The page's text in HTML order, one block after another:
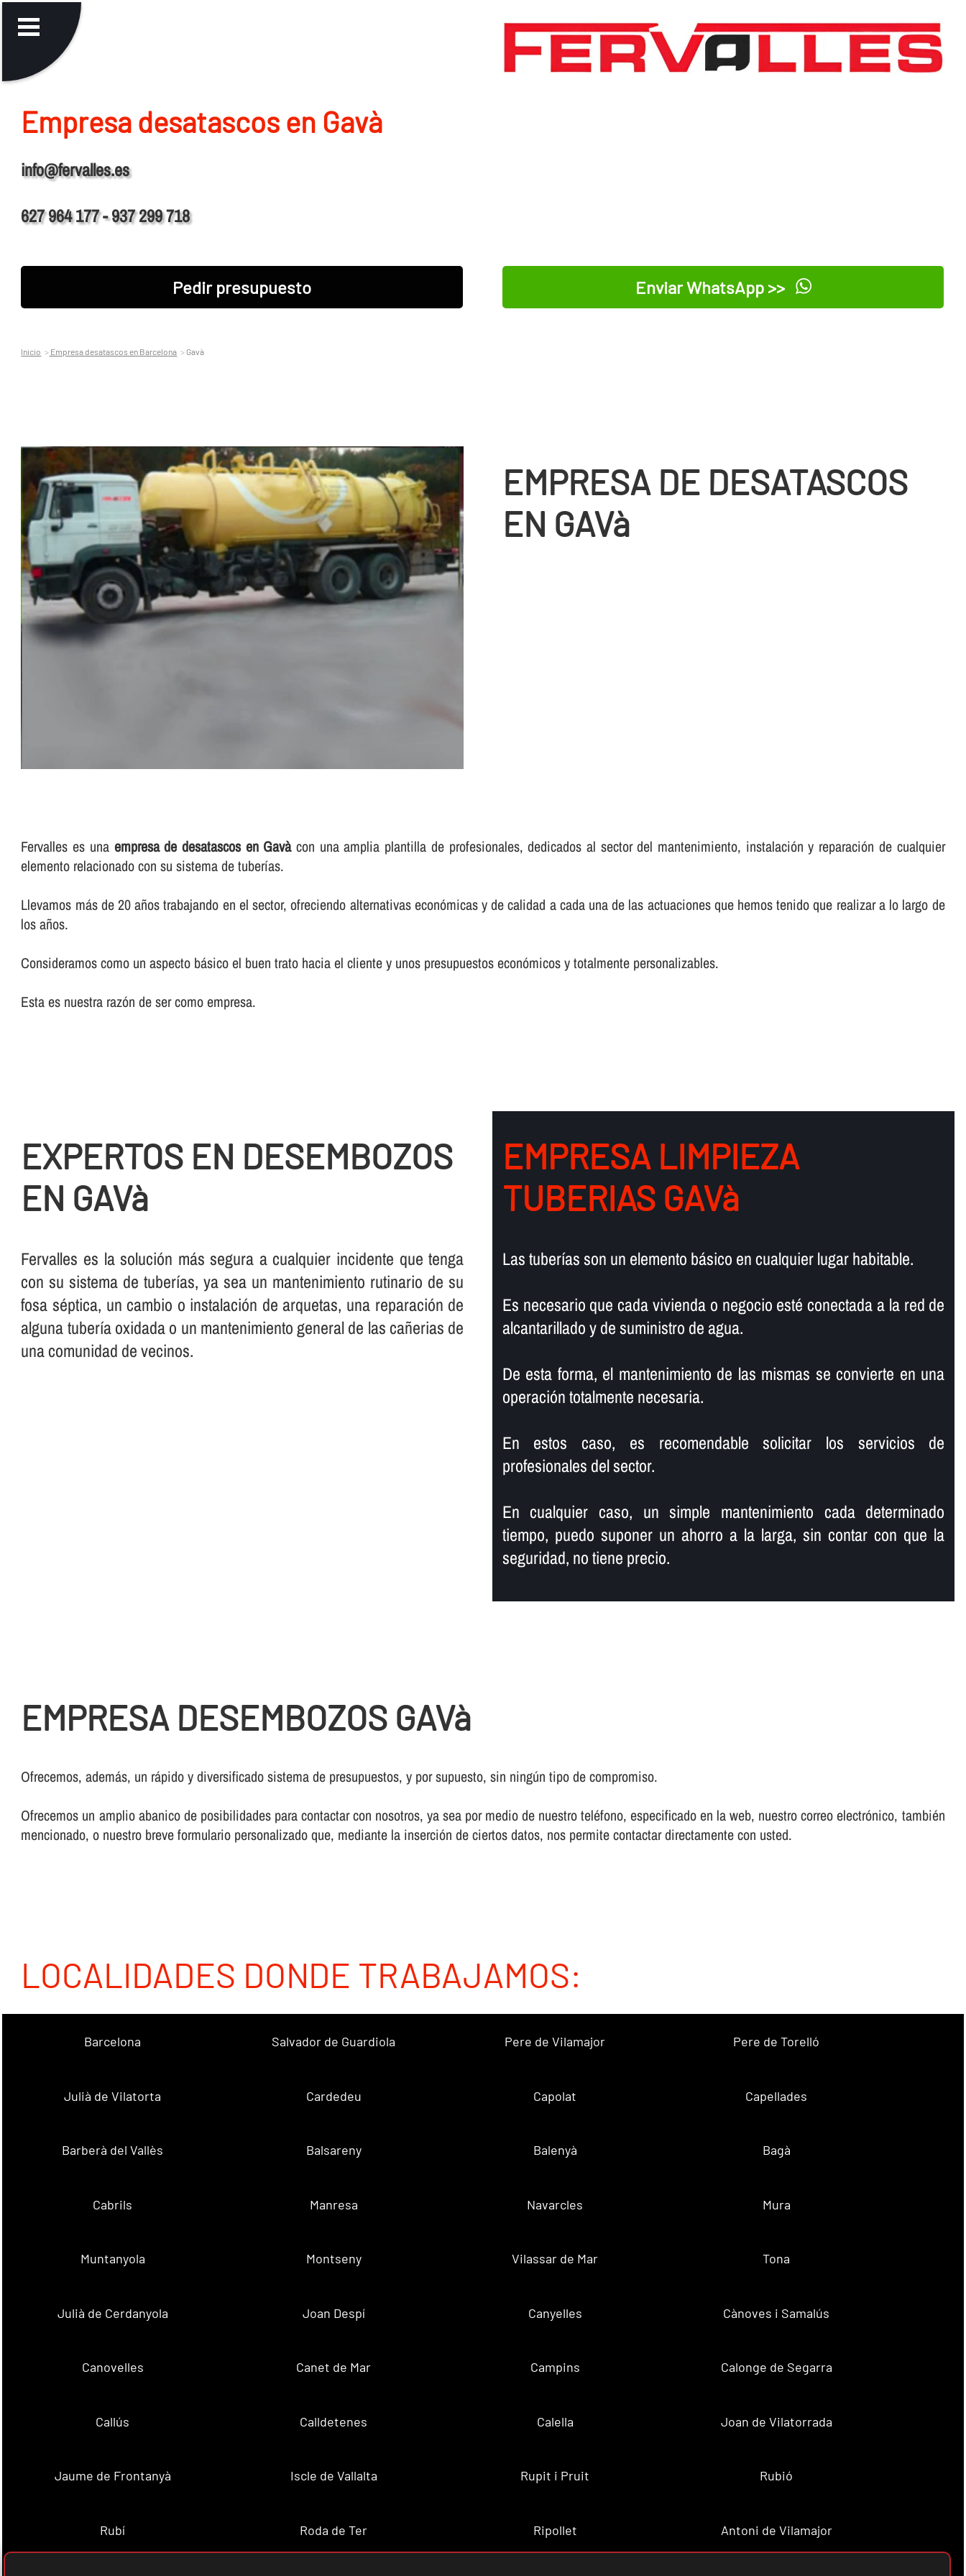
Empresa desatascos en Gavà
info@fervalles.es
627 964 177 - 937 299 718
Pedir presupuesto Enviar WhatsApp >>
Inicio Empresa desatascos en Barcelona Gavà
EMPRESA DE DESATASCOS
EN GAVà
Fervalles es una empresa de desatascos en Gavàcon una amplia plantilla de profesionales, dedicados al sector del mantenimiento, instalación y reparación de cualquier
elemento relacionado con su sistema de tuberí­as.
Llevamos más de 20 años trabajando en el sector, ofreciendo alternativas económicas y de calidad a cada una de las actuaciones que hemos tenido que realizar a lo largo de
los años.
Consideramos como un aspecto básico el buen trato hacia el cliente y unos presupuestos económicos y totalmente personalizables.
Esta es nuestra razón de ser como empresa.
EXPERTOS EN DESEMBOZOS
EN GAVà
Fervalles es la solución más segura a cualquier incidente que tenga
con su sistema de tuberí­as, ya sea un mantenimiento rutinario de su
fosa séptica, un cambio o instalación de arquetas, una reparación de
alguna tuberí­a oxidada o un mantenimiento general de las cañerias de
una comunidad de vecinos.
EMPRESA LIMPIEZA
TUBERIAS GAVà
Las tuberí­as son un elemento básico en cualquier lugar habitable.
Es necesario que cada vivienda o negocio esté conectada a la red de
alcantarillado y de suministro de agua.
De esta forma, el mantenimiento de las mismas se convierte en una
operación totalmente necesaria.
En estos caso, es recomendable solicitar los servicios de
profesionales del sector.
En cualquier caso, un simple mantenimiento cada determinado
tiempo, puedo suponer un ahorro a la larga, sin contar con que la
seguridad, no tiene precio.
EMPRESA DESEMBOZOS GAVà
Ofrecemos, además, un rápido y diversificado sistema de presupuestos, y por supuesto, sin ningún tipo de compromiso.
Ofrecemos un amplio abanico de posibilidades para contactar con nosotros, ya sea por medio de nuestro teléfono, especificado en la web, nuestro correo electrónico, también
mencionado, o nuestro breve formulario personalizado que, mediante la inserción de ciertos datos, nos permite contactar directamente con usted.
LOCALIDADES DONDE TRABAJAMOS:
Barcelona Salvador de Guardiola Pere de Vilamajor Pere de Torelló
Julià de Vilatorta Cardedeu Capolat Capellades
Barberà del Vallès Balsareny Balenyà Bagà
Cabrils Manresa Navarcles Mura
Muntanyola Montseny Vilassar de Mar Tona
Julià de Cerdanyola Joan Despí Canyelles Cànoves i Samalús
Canovelles Canet de Mar Campins Calonge de Segarra
Callús Calldetenes Calella Joan de Vilatorrada
Jaume de Frontanyà Iscle de Vallalta Rupit i Pruit Rubió
Rubí Roda de Ter Ripollet Antoni de Vilamajor